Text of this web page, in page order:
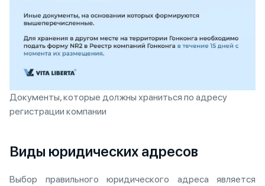
Документы, которые должны храниться по адресу
регистрации компании
Виды юридических адресов
Выбор правильного юридического адреса является